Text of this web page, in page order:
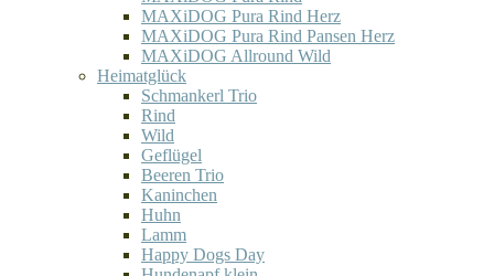
MAXiDOG Pura Rind Herz
MAXiDOG Pura Rind Pansen Herz
MAXiDOG Allround Wild
Heimatglück
Schmankerl Trio
Rind
Wild
Geflügel
Beeren Trio
Kaninchen
Huhn
Lamm
Happy Dogs Day